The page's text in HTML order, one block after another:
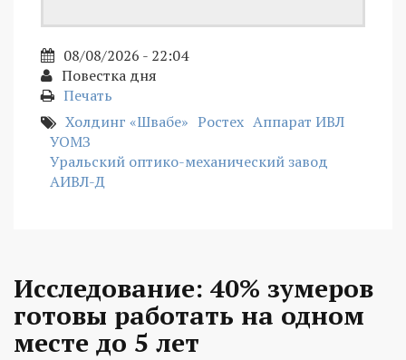
08/08/2026 - 22:04
Повестка дня
Печать
Холдинг «Швабе» Ростех Аппарат ИВЛ
УОМЗ
Уральский оптико-механический завод
АИВЛ-Д
Исследование: 40% зумеров
готовы работать на одном
месте до 5 лет